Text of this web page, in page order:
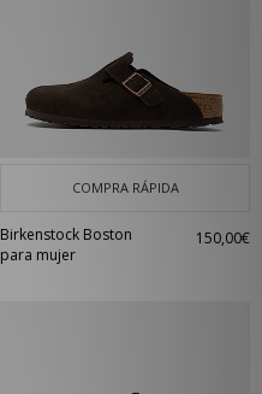
COMPRA RÁPIDA
Birkenstock Boston
para mujer
150,00€